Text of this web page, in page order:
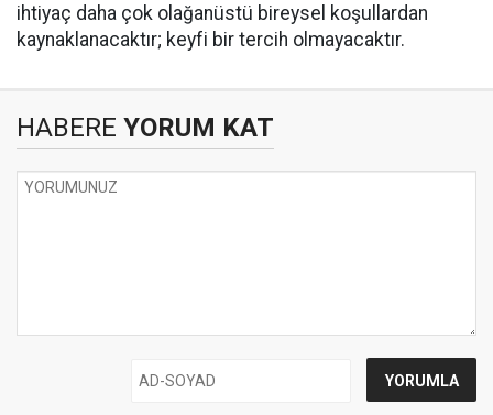
ihtiyaç daha çok olağanüstü bireysel koşullardan
kaynaklanacaktır; keyfi bir tercih olmayacaktır.
HABERE YORUM KAT